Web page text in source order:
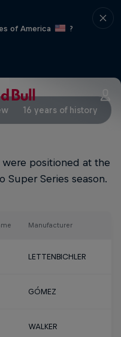
of America
?
16 years of history
positioned at the
Super Series season.
Manufacturer
LETTENBICHLER
GÓMEZ
WALKER